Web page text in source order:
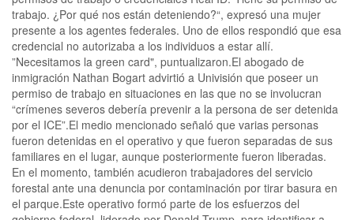
trabajo. ¿Por qué nos están deteniendo?“, expresó una mujer
presente a los agentes federales. Uno de ellos respondió que esa
credencial no autorizaba a los individuos a estar allí.
”Necesitamos la green card", puntualizaron.El abogado de
inmigración Nathan Bogart advirtió a Univisión que poseer un
permiso de trabajo en situaciones en las que no se involucran
“crímenes severos debería prevenir a la persona de ser detenida
por el ICE”.El medio mencionado señaló que varias personas
fueron detenidas en el operativo y que fueron separadas de sus
familiares en el lugar, aunque posteriormente fueron liberadas.
En el momento, también acudieron trabajadores del servicio
forestal ante una denuncia por contaminación por tirar basura en
el parque.Este operativo formó parte de los esfuerzos del